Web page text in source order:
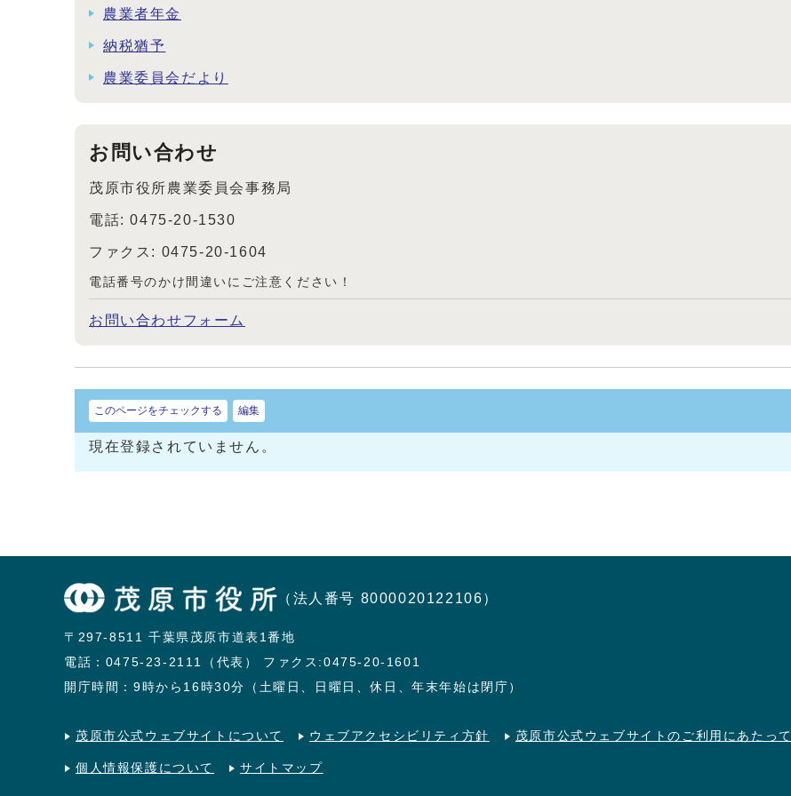
農業者年金
納税猶予
農業委員会だより
お問い合わせ
茂原市役所農業委員会事務局
電話: 0475-20-1530
ファクス: 0475-20-1604
電話番号のかけ間違いにご注意ください！
お問い合わせフォーム
このページをチェックする 編集
現在登録されていません。
（法人番号 8000020122106）
〒297-8511 千葉県茂原市道表1番地
電話： 0475-23-2111（代表）
ファクス:0475-20-1601
開庁時間：9時から16時30分（土曜日、日曜日、休日、年末年始は閉庁）
茂原市公式ウェブサイトについて ウェブアクセシビリティ方針 茂原市公式ウェブサイトのご利用にあたって
個人情報保護について サイトマップ